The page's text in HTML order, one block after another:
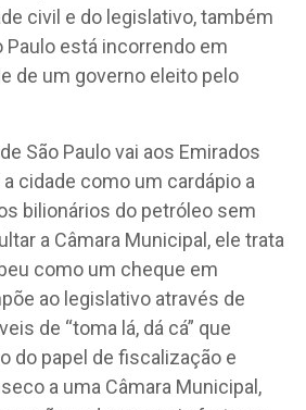
civil e do legislativo, também
Paulo está incorrendo em
de um governo eleito pelo
São Paulo vai aos Emirados
cidade como um cardápio a
bilionários do petróleo sem
a Câmara Municipal, ele trata
como um cheque em
ao legislativo através de
de “toma lá, dá cá” que
do papel de fiscalização e
a uma Câmara Municipal,